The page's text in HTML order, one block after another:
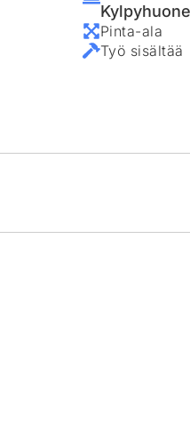
Pinta-ala
Työ sisältää